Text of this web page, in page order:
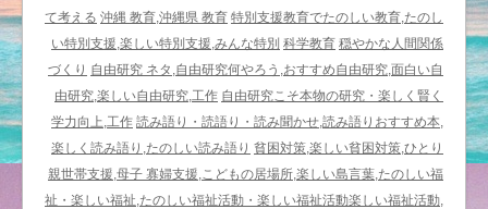
て考える 沖縄 教育,沖縄県 教育 特別支援教育でたのしい教育,たのし
い特別支援,楽しい特別支援,みんな特別 科学教育 穏やかな人間関係
づくり 自由研究 ネタ,自由研究何やろう,おすすめ自由研究,面白い自
由研究,楽しい自由研究,工作 自由研究こそ本物の研究・楽しく賢く
学力向上,工作 読み語り・読語り・読み聞かせ,読み語りおすすめ本,
楽しく読み語り,たのしい読み語り 貧困対策,楽しい貧困対策,ひとり
親世帯支援,母子 寡婦支援,こどもの居場所,楽しい島言葉,たのしい福
祉・楽しい福祉,たのしい福祉活動・楽しい福祉活動楽しい福祉活動,